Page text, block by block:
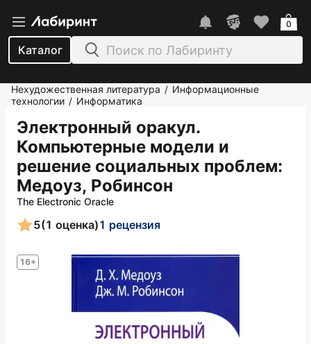
Каталог
0
Нехудожественная литература / Информационные
технологии / Информатика
Электронный оракул.
Компьютерные модели и
решение социальных проблем:
Медоуз, Робинсон
The Electronic Oracle
16+
5(1 оценка)1 рецензия